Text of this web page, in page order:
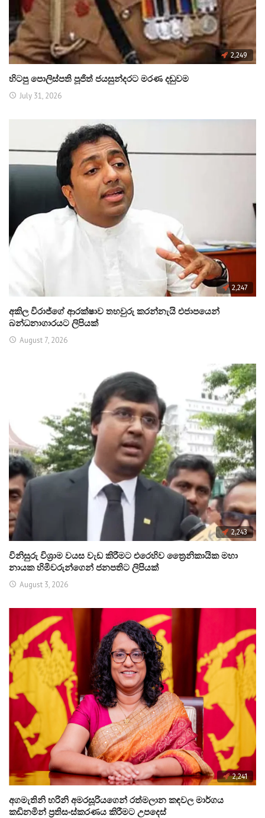
2,249
හිටපු පොලිස්පති පූජිත් ජයසුන්දරට මරණ දඬුවම
July 31, 2026
2,247
අකිල විරාජ්ගේ ආරක්ෂාව තහවුරු කරන්නැයි එජාපයෙන්
බන්ධනාගාරයට ලිපියක්
August 7, 2026
2,243
විනිසුරු විශ්‍රාම වයස වැඩ කිරීමට එරෙහිව ත්‍රෛනිකායික මහා
නායක හිමිවරුන්ගෙන් ජනපතිට ලිපියක්
August 3, 2026
2,241
අගමැතිනි හරිනි අමරසූරියගෙන් රත්මලාන කඳවල මාර්ගය
කඩිනමින් ප්‍රතිසංස්කරණය කිරීමට උපදෙස්